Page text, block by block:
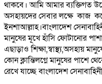
থাকবে। আমি আমার ব্যক্তিগত
অসহায়দের সেবার লক্ষে কাজ
ইনশাআল্লাহ।বাংলাদেশ
মানুষের মূখে হাঁসি ফোটানোর
এছাড়াও শিক্ষা,স্বাস্থ্য,অসহায়
কোন ক্লান্তিলগ্নে মানুষের পাশে
রেখে যাচ্ছে বাংলাদেশ